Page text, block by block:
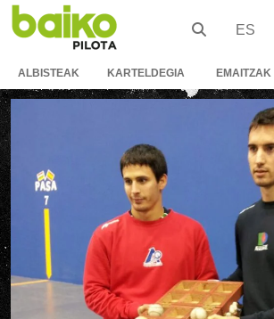
ES
ALBISTEAK KARTELDEGIA EMAITZAK